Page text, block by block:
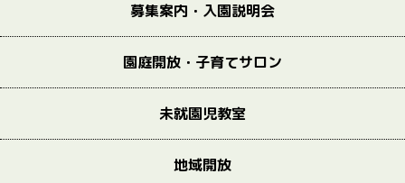
募集案内・入園説明会
園庭開放・子育てサロン
未就園児教室
地域開放